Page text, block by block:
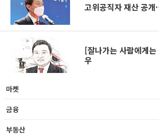
고위공직자 재산 공
[잘나가는 사람에게
우
마켓
금융
부동산